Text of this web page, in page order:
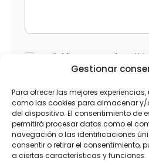
Gestionar
Para ofrecer las mejores
como las cookies para almacenar
del dispositivo. El consentimiento de
permitirá procesar datos como el
navegación o las identificaciones
consentir o retirar el consentimiento,
a ciertas características y funciones.
i
n
m
b
r
e
p
r
o
L
*
He leído y acepto la
Enviar